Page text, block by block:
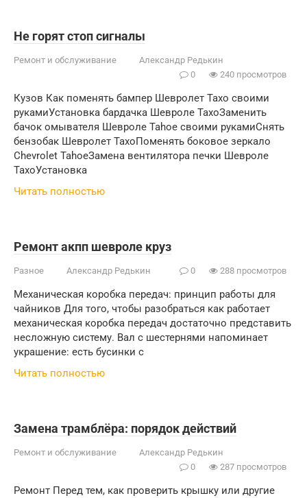
Не горят стоп сигналы
Ремонт и обслуживание
Александр Редькин
0
240 просмотров
Кузов Как поменять бампер Шевролет Тахо своими
рукамиУстановка бардачка Шевроле ТахоЗаменить
бачок омывателя Шевроле Tahoe своими рукамиСнять
бензобак Шевролет ТахоПоменять боковое зеркало
Chevrolet TahoeЗамена вентилятора печки Шевроле
ТахоУстановка
Читать полностью
Ремонт акпп шевроле круз
Разное Александр Редькин 0 288 просмотров
Механическая коробка передач: принцип работы для
чайников Для того, чтобы разобраться как работает
механическая коробка передач достаточно представить
несложную систему. Вал с шестернями напоминает
украшение: есть бусинки с
Читать полностью
Замена трамблёра: порядок действий
Ремонт и обслуживание
Александр Редькин
0
287 просмотров
Ремонт Перед тем, как проверить крышку или другие